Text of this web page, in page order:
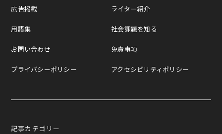
広告掲載
用語集
お問い合わせ
プライバシーポリシー
ライター紹介
社会課題を知る
免責事項
アクセシビリティポリシー
記事カテゴリー